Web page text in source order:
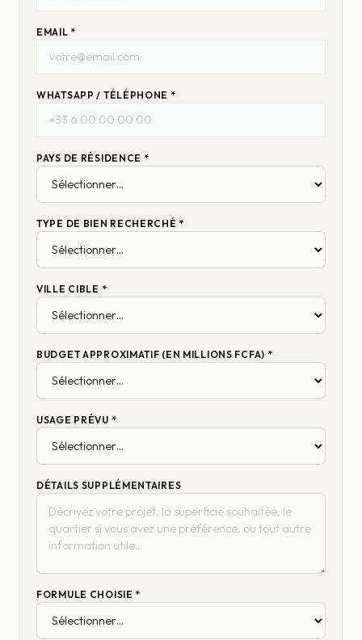
EMAIL *
WHATSAPP / TÉLÉPHONE *
PAYS DE RÉSIDENCE *
TYPE DE BIEN RECHERCHÉ *
VILLE CIBLE *
BUDGET APPROXIMATIF (EN MILLIONS FCFA) *
USAGE PRÉVU *
DÉTAILS SUPPLÉMENTAIRES
FORMULE CHOISIE *